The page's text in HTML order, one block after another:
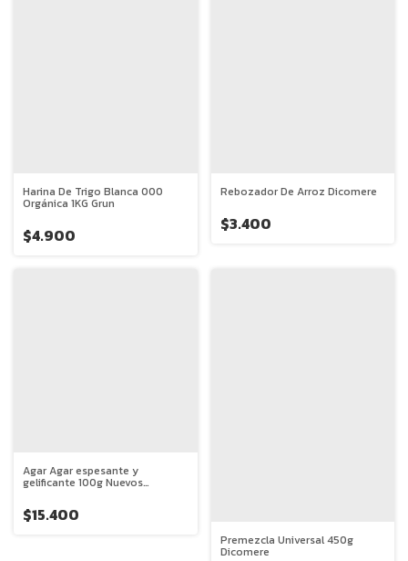
Harina De Trigo Blanca 000
Orgánica 1KG Grun
$4.900
Rebozador De Arroz Dicomere
$3.400
Agar Agar espesante y
gelificante 100g Nuevos
$15.400
Premezcla Universal 450g
Dicomere